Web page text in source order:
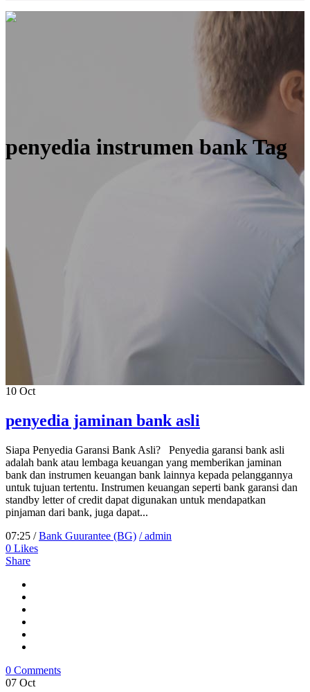
penyedia instrumen bank Tag
10 Oct
penyedia jaminan bank asli
Siapa Penyedia Garansi Bank Asli? Penyedia garansi bank asli
adalah bank atau lembaga keuangan yang memberikan jaminan
bank dan instrumen keuangan bank lainnya kepada pelanggannya
untuk tujuan tertentu. Instrumen keuangan seperti bank garansi dan
standby letter of credit dapat digunakan untuk mendapatkan
pinjaman dari bank, juga dapat...
07:25 /Bank Guurantee (BG) / admin
0 Likes
Share
0 Comments
07 Oct